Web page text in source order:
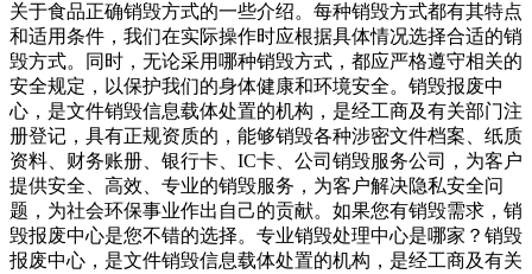
关于食品正确销毁方式的一些介绍。每种销毁方式都有其特点
和适用条件，我们在实际操作时应根据具体情况选择合适的销
毁方式。同时，无论采用哪种销毁方式，都应严格遵守相关的
安全规定，以保护我们的身体健康和环境安全。销毁报废中
心，是文件销毁信息载体处置的机构，是经工商及有关部门注
册登记，具有正规资质的，能够销毁各种涉密文件档案、纸质
资料、财务账册、银行卡、IC卡、公司销毁服务公司，为客户
提供安全、高效、专业的销毁服务，为客户解决隐私安全问
题，为社会环保事业作出自己的贡献。如果您有销毁需求，销
毁报废中心是您不错的选择。专业销毁处理中心是哪家？销毁
报废中心，是文件销毁信息载体处置的机构，是经工商及有关